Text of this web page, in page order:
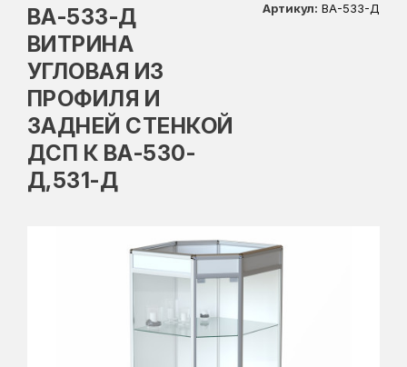
ВА-533-Д
ВИТРИНА
УГЛОВАЯ ИЗ
ПРОФИЛЯ И
ЗАДНЕЙ СТЕНКОЙ
ДСП К ВА-530-
Д,531-Д
Артикул: ВА-533-Д